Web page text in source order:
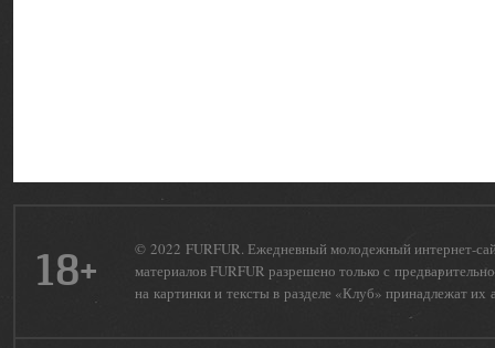
18+
© 2022 FURFUR. Ежедневный молодежный интернет-
материалов FURFUR разрешено только с
на картинки и тексты в разделе «Клуб» принадлежат их